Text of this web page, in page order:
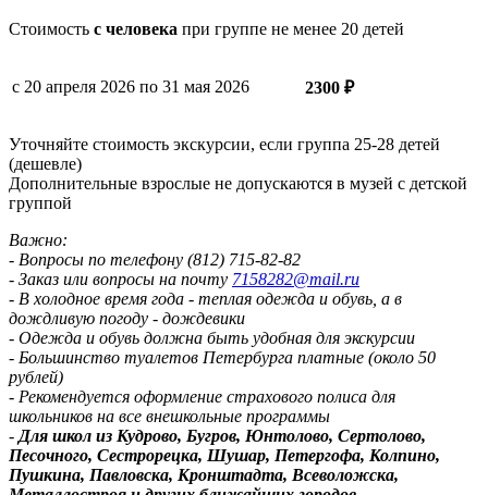
Стоимость с человека при группе не менее 20 детей
с 20 апреля 2026 по 31 мая 2026 2300 ₽
Уточняйте стоимость экскурсии, если группа 25-28 детей
(дешевле)
Дополнительные взрослые не допускаются в музей с детской
группой
Важно:
- Вопросы по телефону (812) 715-82-82
- Заказ или вопросы на почту 7158282@mail.ru
- В холодное время года - теплая одежда и обувь, а в
дождливую погоду - дождевики
- Одежда и обувь должна быть удобная для экскурсии
- Большинство туалетов Петербурга платные (около 50
рублей)
- Рекомендуется оформление страхового полиса для
школьников на все внешкольные программы
- Для школ из Кудрово, Бугров, Юнтолово, Сертолово,
Песочного, Сестрорецка, Шушар, Петергофа, Колпино,
Пушкина, Павловска, Кронштадта, Всеволожска,